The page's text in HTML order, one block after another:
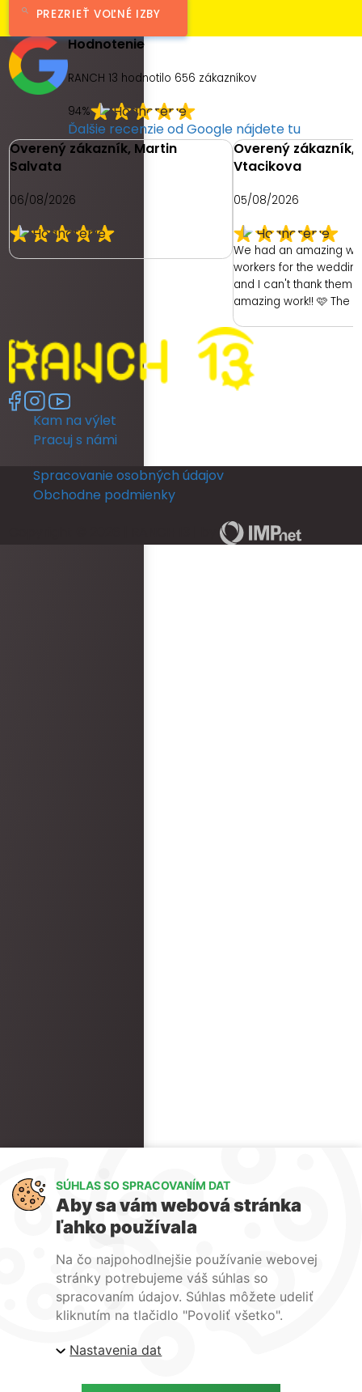
PREZRIEŤ VOĽNÉ IZBY
Hodnotenie
RANCH 13 hodnotilo 656 zákazníkov
94%
Ďalšie recenzie od Google nájdete tu
Overený zákazník, Martin
Salvata
06/08/2026
Overený zákazník,
Vtacikova
05/08/2026
We had an amazing
workers for the
and I can't thank them
amazing work!! 🩷 The
had was with the
ready as a bride was
had no dedicated
room was
no full length mirror.
ceremony. This really
The rooms run out of
Kam na výlet
Pracuj s námi
Spracovanie osobných údajov
Obchodne podmienky
Copyright © 2026 | RANCH 13 | by
SÚHLAS SO SPRACOVANÍM DAT
Aby sa vám webová stránka
ľahko používala
Na čo najpohodlnejšie používanie webovej
stránky potrebujeme váš súhlas so
spracovaním údajov. Súhlas môžete udeliť
kliknutím na tlačidlo "Povoliť všetko".
Nastavenia dat